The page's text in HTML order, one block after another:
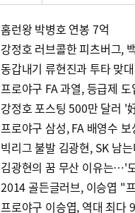
홈런왕 박병호 연봉 7억
강정호 러브콜한 피츠버그,
동갑내기 류현진과 투타 맞
프로야구 FA 과열, 등급제
강정호 포스팅 500만 달러 '
프로야구 삼성, FA 배영수
빅리그 불발 김광현, SK 남
김광현의 꿈 무산 이유는…'
2014 골든글러브, 이승엽 "
프로야구 이승엽, 역대 최다